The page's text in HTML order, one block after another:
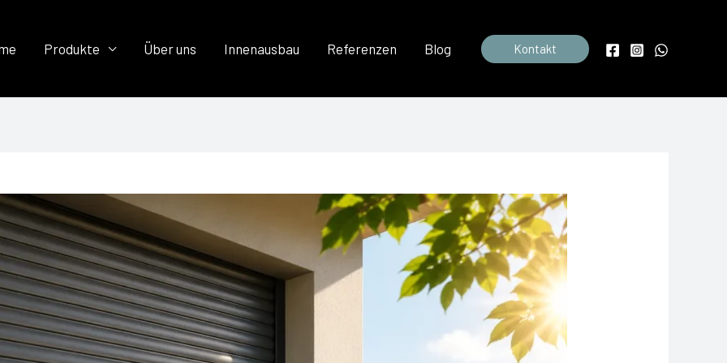
Produkte Über uns Innenausbau Referenzen Blog Kontakt